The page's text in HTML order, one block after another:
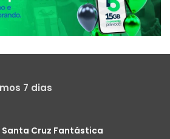
7 dias
Cruz Fantástica